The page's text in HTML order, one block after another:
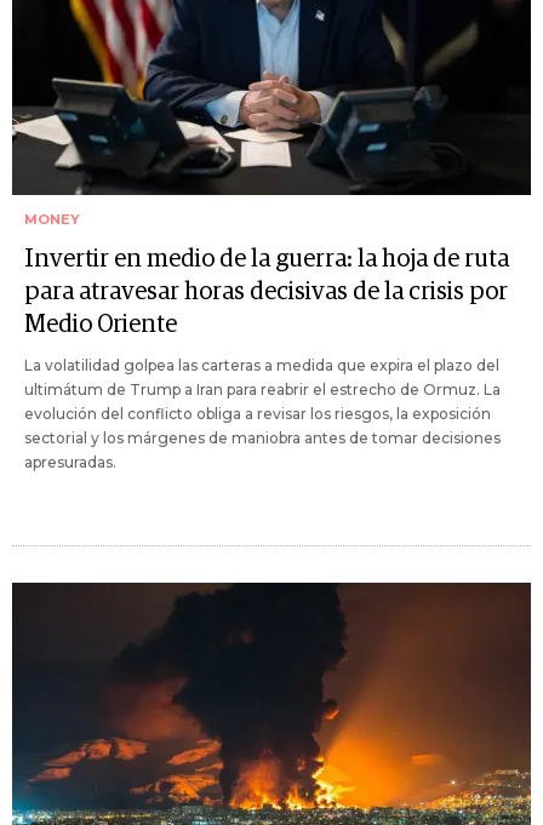
MONEY
Invertir en medio de la guerra: la hoja de ruta
para atravesar horas decisivas de la crisis por
Medio Oriente
La volatilidad golpea las carteras a medida que expira el plazo del
ultimátum de Trump a Iran para reabrir el estrecho de Ormuz. La
evolución del conflicto obliga a revisar los riesgos, la exposición
sectorial y los márgenes de maniobra antes de tomar decisiones
apresuradas.